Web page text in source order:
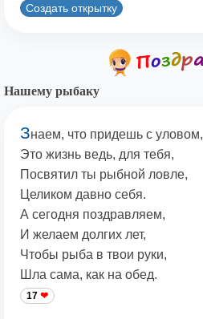
Создать открытку
Нашему рыбаку
Знаем, что придешь с уловом,
Это жизнь ведь, для тебя,
Посвятил ты рыбной ловле,
Целиком давно себя.
А сегодня поздравляем,
И желаем долгих лет,
Чтобы рыба в твои руки,
Шла сама, как на обед.
17